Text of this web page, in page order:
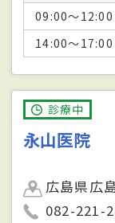
09:00～12:00
14:00～17:00
診療中
永山医院
広島県広
082-221-